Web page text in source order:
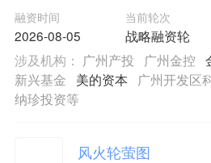
融资时间
2026-08-05
当前轮次
战略融资轮
涉及机构： 广州产投 广州金控
新兴基金
美的资本
广州开发区
纳珍投资等
风火轮萤图